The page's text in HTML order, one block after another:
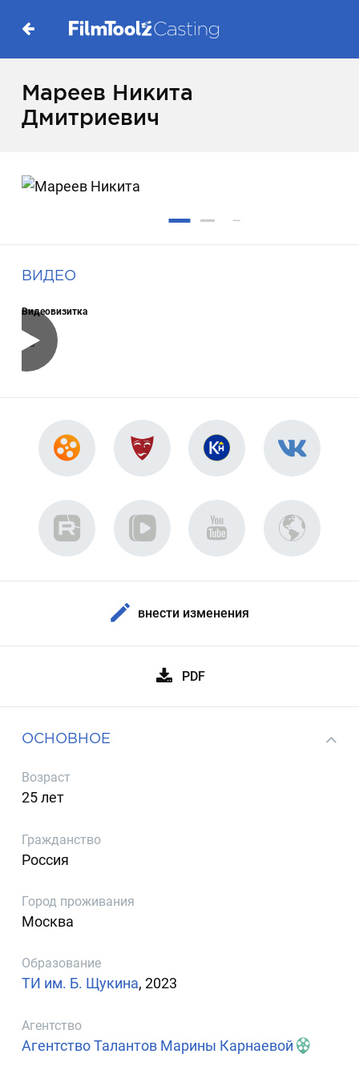
Мареев Никита
Дмитриевич
ВИДЕО
Видеовизитка
внести изменения
PDF
ОСНОВНОЕ
Возраст
25 лет
Гражданство
Россия
Город проживания
Москва
Образование
ТИ им. Б. Щукина, 2023
Агентство
Агентство Талантов Марины Карнаевой